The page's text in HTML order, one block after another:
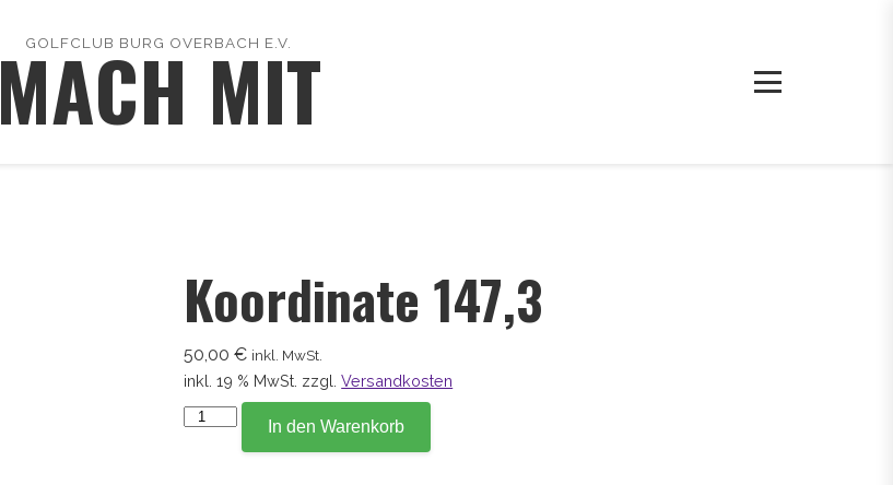
GOLFCLUB BURG OVERBACH E.V.
MACH MIT
Koordinate 147,3
50,00€ inkl. MwSt.
inkl. 19 % MwSt. zzgl.Versandkosten
Koordinate
In den Warenkorb